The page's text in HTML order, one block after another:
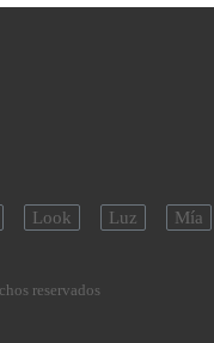
Look Luz Mía
reservados